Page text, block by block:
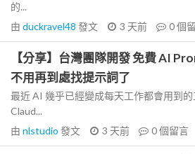
的...
由 duckravel48 發文 3 天前 0個
【分享】台灣團隊開發 免費 AI
不用再到處找提示詞了
最近 AI 幾乎已經變成每天工作都會用到
Claud...
由 nlstudio 發文 3 天前 0個留言